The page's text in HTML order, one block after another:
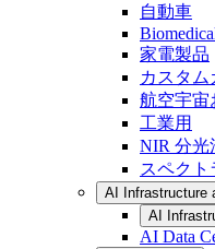
自動車
家電製品
カスタ
航空宇宙
工業用
NIR 分光
スペク
AI Infrastructure
AI
AI Data